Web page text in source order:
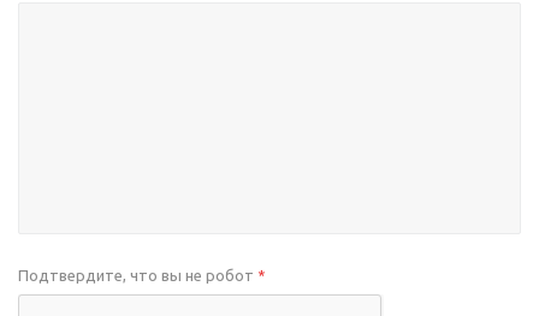
Подтвердите, что вы не робот *